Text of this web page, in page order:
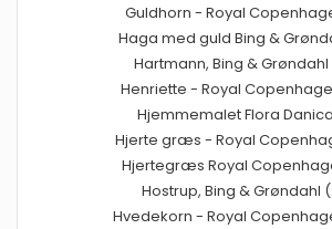
Guldhorn - Royal
Haga med guld Bing &
Hartmann, Bing &
Henriette - Royal
Hjemmemalet Flora
Hjerte græs - Royal
Hjertegræs Royal
Hostrup, Bing & Grøndahl
Hvedekorn - Royal